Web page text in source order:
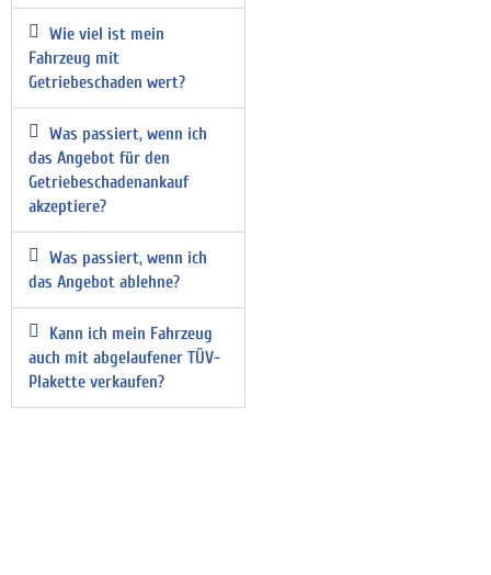
Wie viel ist mein
Fahrzeug mit
Getriebeschaden wert?
Was passiert, wenn ich
das Angebot für den
Getriebeschadenankauf
akzeptiere?
Was passiert, wenn ich
das Angebot ablehne?
Kann ich mein Fahrzeug
auch mit abgelaufener TÜV-
Plakette verkaufen?